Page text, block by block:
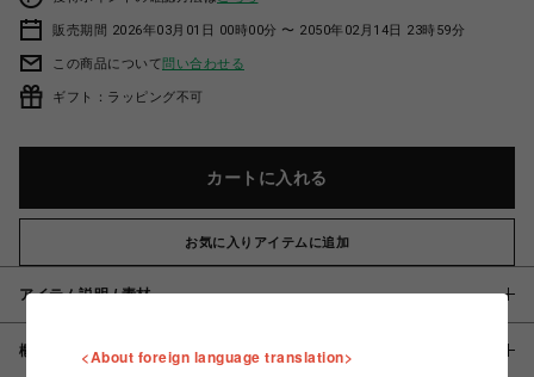
販売期間 2026年03月01日 00時00分 〜 2050年02月14日 23時59分
この商品について問い合わせる
ギフト：ラッピング不可
カートに入れる
お気に入りアイテムに追加
アイテム説明 / 素材
概要 <About foreign language translation>